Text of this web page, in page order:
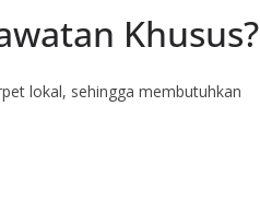
Khusus?
lokal, sehingga membutuhkan